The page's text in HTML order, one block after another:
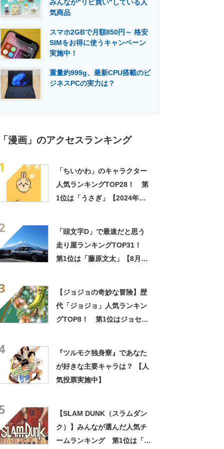
メディア 建設×テクノロジーの最前線
みんなが"リピ買い"している人
気商品
スマホ2GBで月額850円～ 格安
SIMをお得に使うキャンペーン
実施中！
重量約999g、最新CPU搭載のビ
ジネスPCの実力は？
「漫画」のアクセスランキング
「ちいかわ」のキャラクター
人気ランキングTOP28！ 第
1位は「うさぎ」【2024年最
「頭文字D」で最速だと思う
走り屋ランキングTOP31！
第1位は「藤原文太」【8月6
【ジョジョの奇妙な冒険】歴
代「ジョジョ」人気ランキン
グTOP8！ 第1位はジョセフ
『ツルモク独身寮』であなた
が好きな主要キャラは？ 【人
気投票実施中】
【SLAM DUNK（スラムダン
ク）】みんなが選んだ人気チ
ームランキング 第1位は「湘